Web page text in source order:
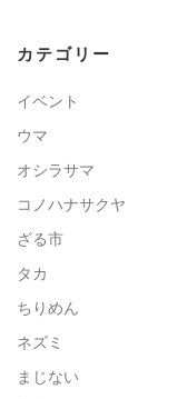
カテゴリー
イベント
ウマ
オシラサマ
コノハナサクヤ
ざる市
タカ
ちりめん
ネズミ
まじない